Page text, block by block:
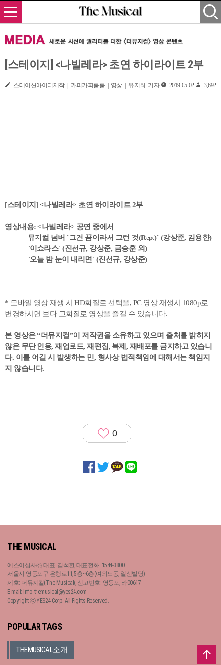
[스테이지] <나빌레라> 초연 하이라이트 2부
스테이션아이디제작 | 카피카피룸룸 | 영상 | 유지희 기자 2019-05-02 3,692
[스테이지] <나빌레라> 초연 하이라이트 2부
영상내용: <나빌레라> 공연 중에서
뮤지컬 넘버 `그건 꿈이라서 그런 것(Rep.)` (강상준, 김용한)
`이쇼라스` (진선규, 강상준, 금승훈 외)
`오늘 밤 눈이 내리면` (진선규, 강상준)
* 모바일 영상 재생 시 HD화질로 선택을, PC 영상 재생시 1080p로
변경하시면 보다 고화질로 영상을 즐길 수 있습니다.
본 영상은 “더뮤지컬”이 저작권을 소유하고 있으며 출처를 밝히지
않은 무단 인용, 재업로드, 재편집, 복제, 재배포를 금지하고 있습니
다. 이를 어길 시 발생하는 민, 형사상 법적책임에 대해서는 책임지
지 않습니다.
0
THE MUSICAL
예스이십사㈜, 대표: 김석환, 대표전화: 1544-3800
서울시 영등포구 은행로11, 5층~6층(여의도동, 일신빌딩)
제호: 더뮤지컬(The Musical), 신고번호: 영등포, 라00617
E-mail: info_themusical@yes24.com
Copyright ⓒ YES24 Corp. All Rights Reserved.
POPULAR TAGS
THEMUSICAL소개